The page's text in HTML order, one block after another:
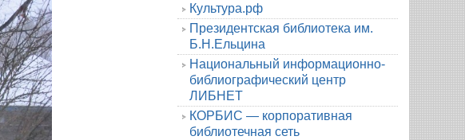
Культура.рф
Президентская библиотека им.
Б.Н.Ельцина
Национальный информационно-
библиографический центр
ЛИБНЕТ
КОРБИС — корпоративная
библиотечная сеть